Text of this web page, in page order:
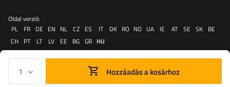
Hozzáadás a kosárhoz
Oldal verzió:
PL
FR DE EN NL CZ ES IT DK RO NO UA IE AT SE SK BE
CH
PT LT LV EE BG GR HU